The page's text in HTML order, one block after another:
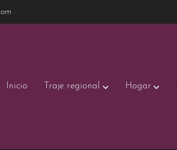
Inicio Traje regional Hogar